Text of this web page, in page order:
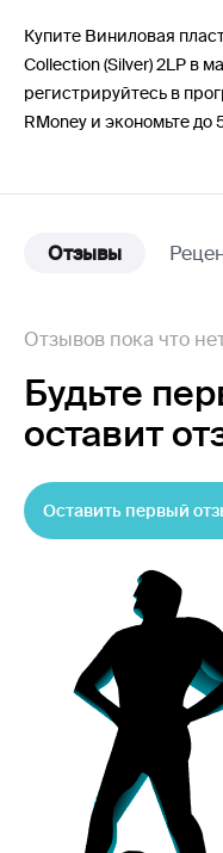
Купите Виниловая
Collection (Silver) 2LP в
регистрируйтесь в
RMoney и экономьте
Отзывы
Отзывов пока что
Будьте
оставит
Оставить первый